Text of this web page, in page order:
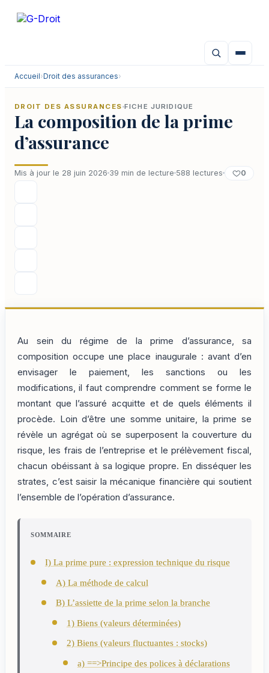
Accueil›Droit des assurances›
DROIT DES ASSURANCES FICHE JURIDIQUE
La composition de la prime
d’assurance
Mis à jour le 28 juin 2026 39 min de lecture 588 lectures 0
Au sein du régime de la prime d’assurance, sa
composition occupe une place inaugurale : avant d’en
envisager le paiement, les sanctions ou les
modifications, il faut comprendre comment se forme le
montant que l’assuré acquitte et de quels éléments il
procède. Loin d’être une somme unitaire, la prime se
révèle un agrégat où se superposent la couverture du
risque, les frais de l’entreprise et le prélèvement fiscal,
chacun obéissant à sa logique propre. En disséquer les
strates, c’est saisir la mécanique financière qui soutient
l’ensemble de l’opération d’assurance.
SOMMAIRE
I) La prime pure : expression technique du risque
A) La méthode de calcul
B) L’assiette de la prime selon la branche
1) Biens (valeurs déterminées)
2) Biens (valeurs fluctuantes : stocks)
a) ==>Principe des polices à déclarations